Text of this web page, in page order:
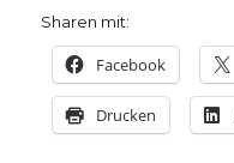
Sharen mit:
Facebook
Drucken